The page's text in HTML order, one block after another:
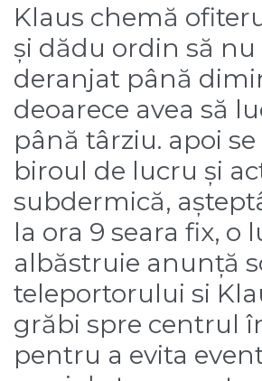
Klaus chemă
și dădu ordin să nu
deranjat până
deoarece avea să
până târziu. apoi
biroul de lucru și
subdermică,
la ora 9 seara fix, o
albăstruie anunță
teleportorului si
grăbi spre centrul
pentru a evita